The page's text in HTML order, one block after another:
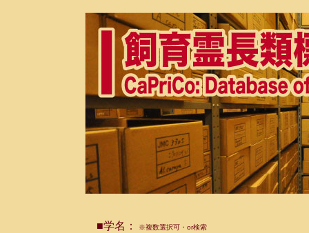
■学名： ※複数選択可・or検索